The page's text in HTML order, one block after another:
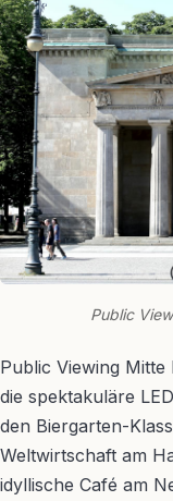
Public
Public Viewing
die spektakuläre
den Biergarten-
Weltwirtschaft am
idyllische Café am